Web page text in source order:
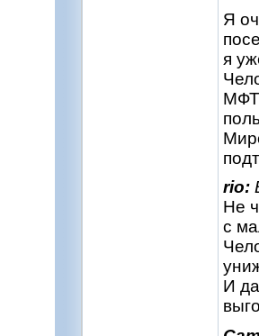
Я
я
rio:
Не
с
И